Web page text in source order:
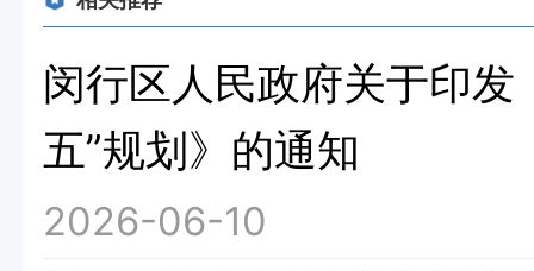
闵行区人民政府关于印发
五”规划》的通知
2026-06-10